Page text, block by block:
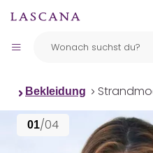
Bekleidung
01/04